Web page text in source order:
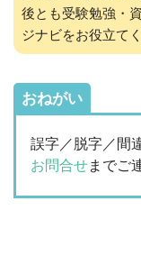
後とも受験勉強・
ジナビをお役立て
おねがい
誤字／脱字／間
お問合せまでご